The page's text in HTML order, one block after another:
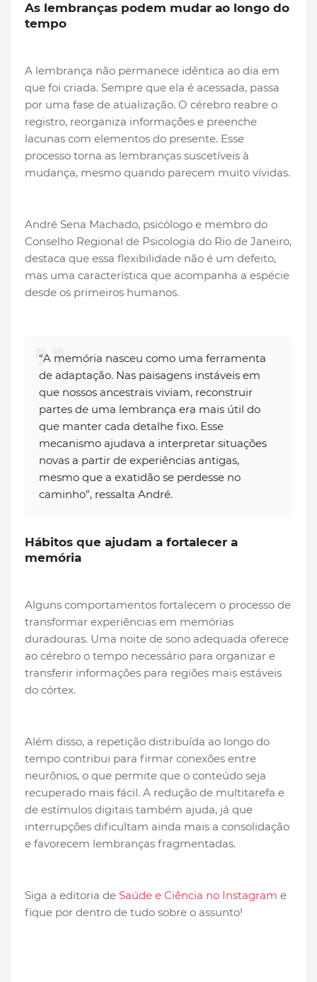
As lembranças podem mudar ao longo do
tempo
A lembrança não permanece idêntica ao dia em
que foi criada. Sempre que ela é acessada, passa
por uma fase de atualização. O cérebro reabre o
registro, reorganiza informações e preenche
lacunas com elementos do presente. Esse
processo torna as lembranças suscetíveis à
mudança, mesmo quando parecem muito vívidas.
André Sena Machado, psicólogo e membro do
Conselho Regional de Psicologia do Rio de Janeiro,
destaca que essa flexibilidade não é um defeito,
mas uma característica que acompanha a espécie
desde os primeiros humanos.
“A memória nasceu como uma ferramenta
de adaptação. Nas paisagens instáveis em
que nossos ancestrais viviam, reconstruir
partes de uma lembrança era mais útil do
que manter cada detalhe fixo. Esse
mecanismo ajudava a interpretar situações
novas a partir de experiências antigas,
mesmo que a exatidão se perdesse no
caminho”, ressalta André.
Hábitos que ajudam a fortalecer a
memória
Alguns comportamentos fortalecem o processo de
transformar experiências em memórias
duradouras. Uma noite de sono adequada oferece
ao cérebro o tempo necessário para organizar e
transferir informações para regiões mais estáveis
do córtex.
Além disso, a repetição distribuída ao longo do
tempo contribui para firmar conexões entre
neurônios, o que permite que o conteúdo seja
recuperado mais fácil. A redução de multitarefa e
de estímulos digitais também ajuda, já que
interrupções dificultam ainda mais a consolidação
e favorecem lembranças fragmentadas.
Siga a editoria de Saúde e Ciência no Instagram e
fique por dentro de tudo sobre o assunto!